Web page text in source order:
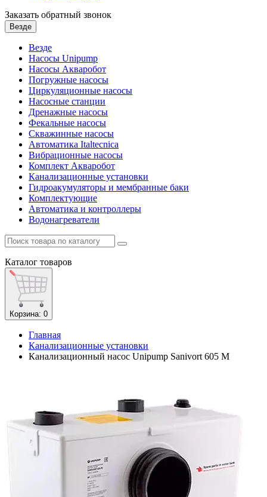
Заказать обратный звонок
Везде
Везде
Насосы Unipump
Насосы Акваробот
Погружные насосы
Циркуляционные насосы
Насосные станции
Дренажные насосы
Фекальные насосы
Скважинные насосы
Автоматика Italtecnica
Вибрационные насосы
Комплект Акваробот
Канализационные установки
Гидроакумуляторы и мембранные баки
Комплектующие
Автоматика и контроллеры
Водонагреватели
Каталог товаров
Корзина: 0
Главная
Канализационные установки
Канализационный насос Unipump Sanivort 605 M